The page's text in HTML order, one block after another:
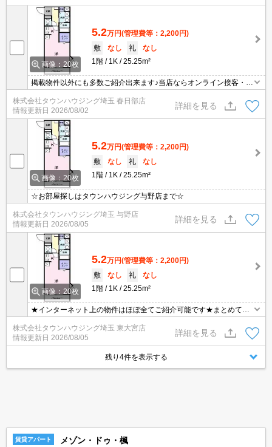
画像：20枚
5.2万円(管理費等：2,200円)
敷
なし 礼
なし
1階
1K 25.25m²
掲載物件以外にも多数ご紹介出来ます♪当店ならオンライン接客・内
見可能です！メールでのお問い合わせの際は、電話番号も記載頂き
ますとスムーズに御対応できます♪
株式会社タウンハウジング埼玉 春日部店
情報更新日 2026/08/02
詳細を見る
画像：20枚
5.2万円(管理費等：2,200円)
敷
なし 礼
なし
1階
1K 25.25m²
☆お部屋探しはタウンハウジング与野店まで☆
株式会社タウンハウジング埼玉 与野店
情報更新日 2026/08/05
詳細を見る
画像：20枚
5.2万円(管理費等：2,200円)
敷
なし 礼
なし
1階
1K 25.25m²
★インターネット上の物件はほぼ全てご紹介可能です★まとめてご
紹介致します★お部屋探しは情報量地域No１の★タウンハウジング
東大宮店まで★
株式会社タウンハウジング埼玉 東大宮店
情報更新日 2026/08/05
詳細を見る
残り4件を表示する
賃貸アパート メゾン・ドゥ・楓